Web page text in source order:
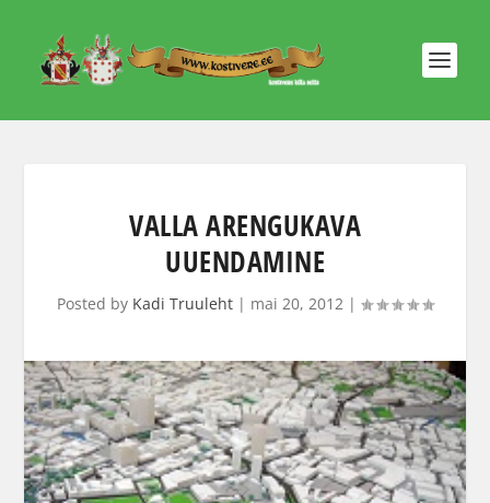
VALLA ARENGUKAVA
UUENDAMINE
Posted by Kadi Truuleht | mai 20, 2012 |